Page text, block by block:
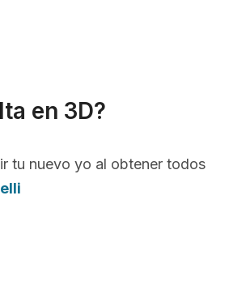
en 3D?
tu nuevo yo al obtener todos